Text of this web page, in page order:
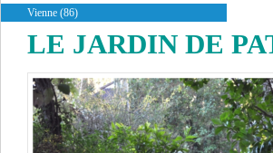
Vienne (86)
LE JARDIN DE